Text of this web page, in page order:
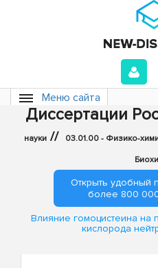
Меню сайта
Диссертации
науки // 03.01.00 - Физико-
Открыть удобный
более 800
Влияние гомоцистеина на
кислорода